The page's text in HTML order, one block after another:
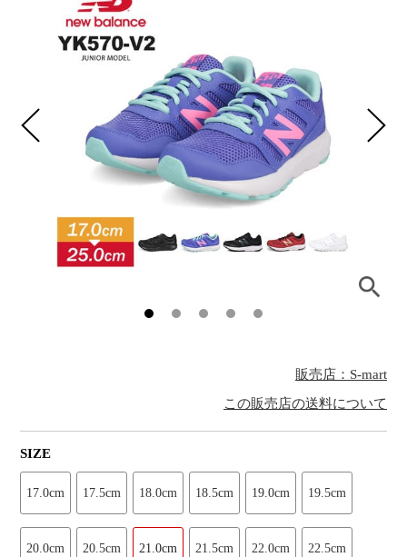
販売店：S-mart
この販売店の送料について
SIZE
17.0cm 17.5cm 18.0cm 18.5cm 19.0cm 19.5cm
20.0cm 20.5cm 21.0cm 21.5cm 22.0cm 22.5cm